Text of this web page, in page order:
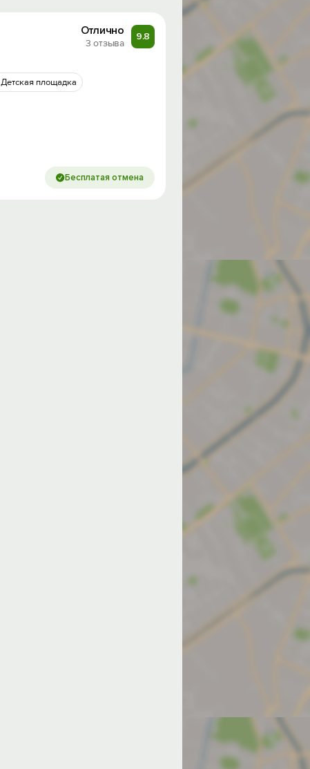
Отлично
3 отзыва
9.8
Детская площадка
Бесплатая отмена